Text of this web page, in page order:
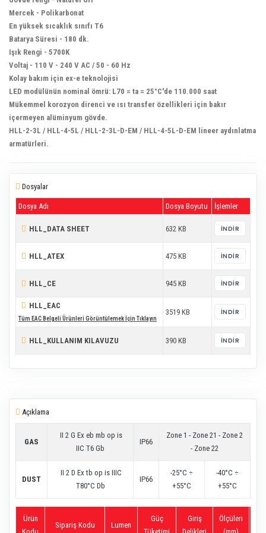
Mercek - Polikarbonat
En yüksek sıcaklık sınıfı T6
Batarya Süresi - 180 dk.
Işık Rengi - 5700K
Voltaj - 110 V - 240 V AC / 50 - 60 Hz
Kolay bakım için ex-e teknolojisi
LED modülünün nominal ömrü: L70 = ta = 25°C'de 110.000 saat
Mükemmel korozyon direnci ve ısı transfer özellikleri için bakır
içermeyen alüminyum gövde.
HLL-2-3L / HLL-4-5L / HLL-2-3L-D-EM / HLL-4-5L-D-EM lineer aydınlatma
armatürleri.
Dosyalar
Dosya Adı Dosya Boyutu İşlemler
HLL_DATA SHEET 632 KB İNDIR
HLL_ATEX 475 KB İNDIR
HLL_CE 945 KB İNDIR
HLL_EAC
Tüm EAC Belgeli Ürünleri Görüntülemek İçin Tıklayın
3519 KB İNDIR
HLL_KULLANIM KILAVUZU 390 KB İNDIR
Açıklama
GAS
II 2 G Ex eb mb op is
IIC T6 Gb
IP66
Zone 1 - Zone 21 - Zone 2
- Zone 22
DUST
II 2 D Ex tb op is IIIC
T80°C Db
IP66
-25°C ÷
+55°C
-40°C ÷
+55°C
Ürün
Kodu
Sipariş Kodu Lumen
Güç
Tüketimi
Giriş
Delikleri
Ölçüleri
(mm)